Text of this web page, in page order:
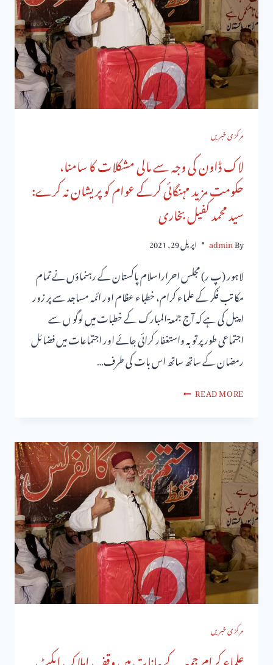
مرکزی خبریں
لاک ڈاون کی وجہ سے مالی مشکلات کا سامنا،
حکومت مزید مہنگائی کرکے عوام کو پریشان نہ کرے:
سید محمد کفیل بخاری
By
admin اپریل 29, 2021
لاہور (پ ر) مجلس احراراسلام پاکستان کے رہنماؤں نے تمام
مکاتب فکر کے علماء کرام، خطباء عظام اور ائمہ مساجد سے پر زور
اپیل کی ہے کہ آج جمعۃ المبارک کے خطبات میں لوگو ں سے
اجتماعی طور پر توبہ واستغفار کرائی جائے اور اجتماعات میں فضائل
رمضان کے ساتھ ساتھ اس بات کی طرف…
READ MORE
مرکزی خبریں